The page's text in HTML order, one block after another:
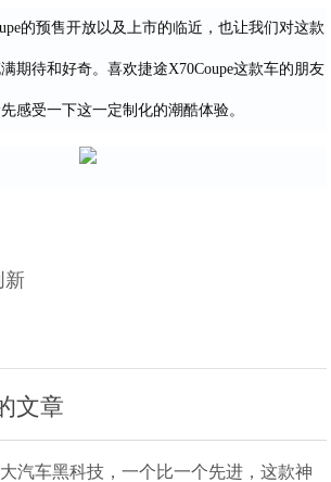
的预售开放以及上市的临近，也让我们对这款
期待和好奇。喜欢捷途X70Coupe这款车的朋友
感受一下这一定制化的潮酷体验。
新
文章
大汽车黑科技，一个比一个先进，这款神